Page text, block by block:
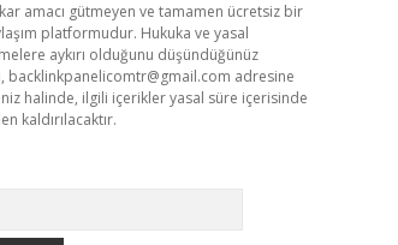
amacı gütmeyen ve tamamen ücretsiz bir
platformudur. Hukuka ve yasal
aykırı olduğunu düşündüğünüz
backlinkpanelicomtr@gmail.com adresine
halinde, ilgili içerikler yasal süre içerisinde
kaldırılacaktır.